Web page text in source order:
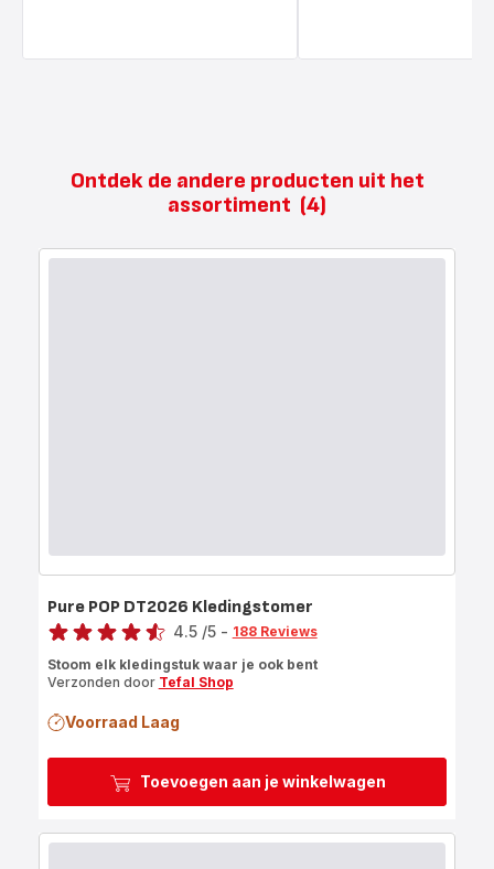
Ontdek de andere producten uit het
assortiment (4)
Toevoegen aan je winkelwagen
Pure POP DT2026 Kledingstomer
Score
4.5 /5 - 188 Reviews
Stoom elk kledingstuk waar je ook bent
Verzonden door Tefal Shop
Voorraad Laag